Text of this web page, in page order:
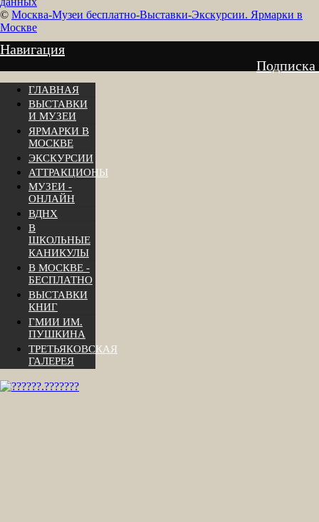
© Москва-Музеи бесплатно-Выставки-Экскурсии. Ярмарки в
Москве
Навигация
Подписка
ГЛАВНАЯ
ВЫСТАВКИ
И МУЗЕИ
ЯРМАРКИ В
МОСКВЕ
ЭКСКУРСИИ
АТТРАКЦИОНЫ
МУЗЕИ -
ОНЛАЙН
ВДНХ
В
ШКОЛЬНЫЕ
КАНИКУЛЫ
В МОСКВЕ -
БЕСПЛАТНО
ВЫСТАВКИ
КНИГ
ГМИИ ИМ.
ПУШКИНА
ТРЕТЬЯКОВСКАЯ
ГАЛЕРЕЯ